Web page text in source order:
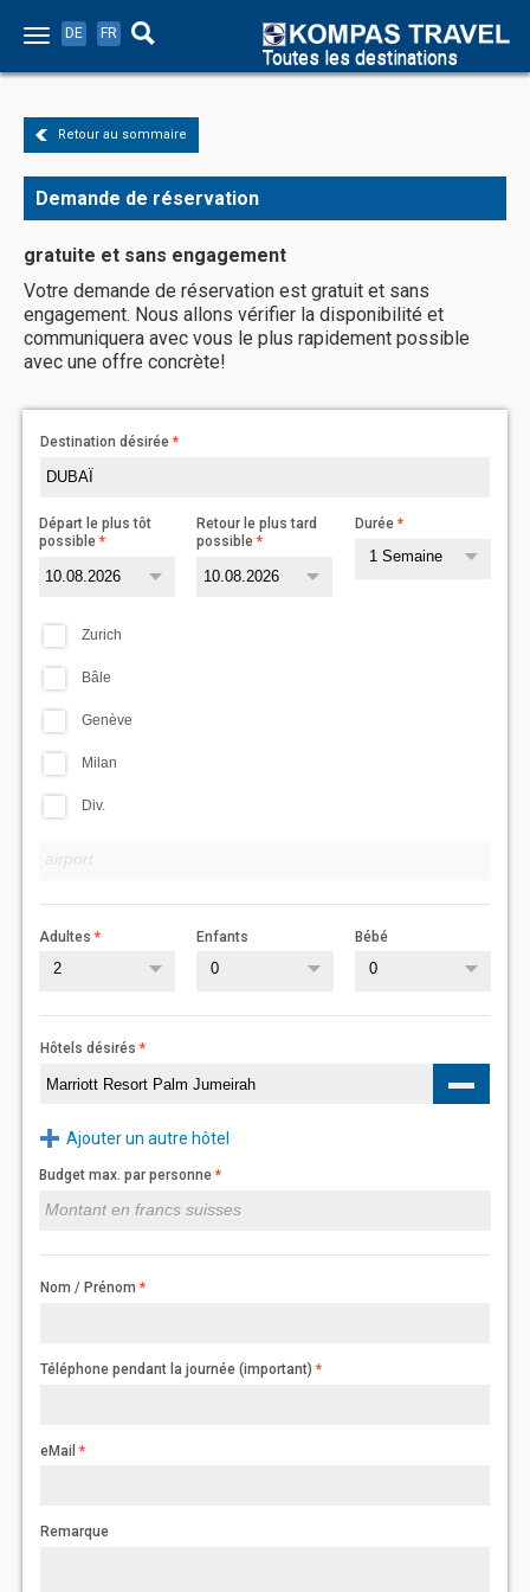
DE FR
Toutes les destinations
Retour au sommaire
Demande de réservation
gratuite et sans engagement
Votre demande de réservation est gratuit et sans
engagement. Nous allons vérifier la disponibilité et
communiquera avec vous le plus rapidement possible
avec une offre concrète!
Destination désirée
Départ le plus tôt
possible
Retour le plus tard
possible
Durée
1 Semaine
Zurich
Bâle
Genève
Milan
Div.
Adultes
2
Enfants
0
Bébé
0
Hôtels désirés
Ajouter un autre hôtel
Budget max. par personne
Nom / Prénom
Téléphone pendant la journée (important)
eMail
Remarque